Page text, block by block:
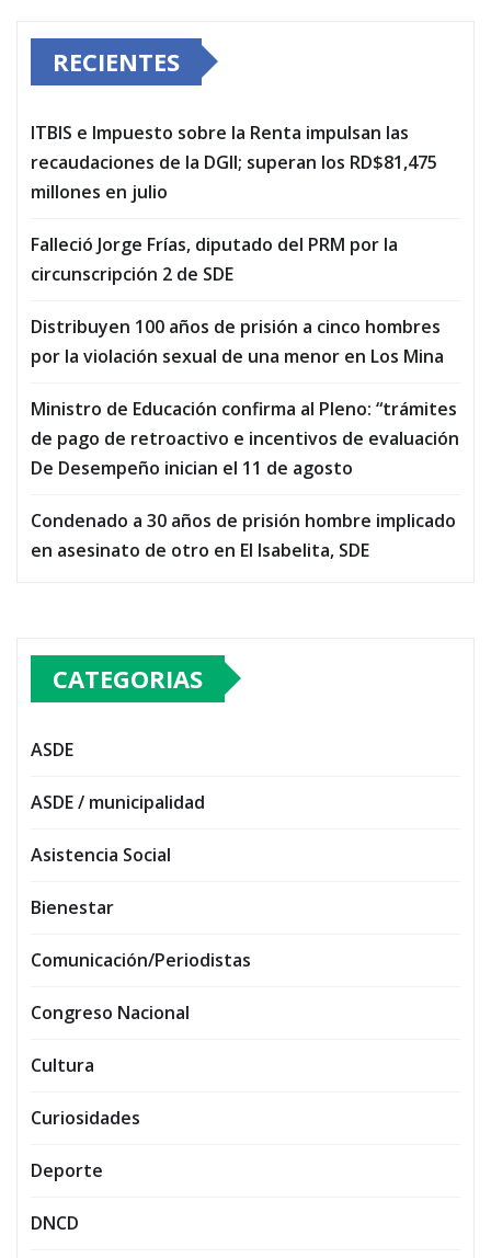
RECIENTES
ITBIS e Impuesto sobre la Renta impulsan las
recaudaciones de la DGII; superan los RD$81,475
millones en julio
Falleció Jorge Frías, diputado del PRM por la
circunscripción 2 de SDE
Distribuyen 100 años de prisión a cinco hombres
por la violación sexual de una menor en Los Mina
Ministro de Educación confirma al Pleno: “trámites
de pago de retroactivo e incentivos de evaluación
De Desempeño inician el 11 de agosto
Condenado a 30 años de prisión hombre implicado
en asesinato de otro en El Isabelita, SDE
CATEGORIAS
ASDE
ASDE / municipalidad
Asistencia Social
Bienestar
Comunicación/Periodistas
Congreso Nacional
Cultura
Curiosidades
Deporte
DNCD